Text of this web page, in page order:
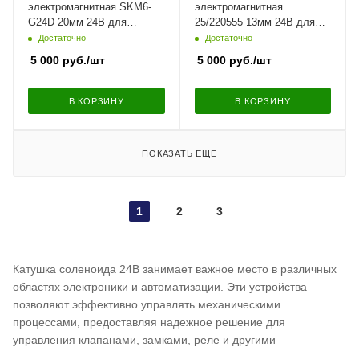
электромагнитная SKM6-
G24D 20мм 24В для
Kobelco
Достаточно
5 000 руб./шт
В КОРЗИНУ
электромагнитная
25/220555 13мм 24В для
JCBДостаточно
5 000руб./шт
В КОРЗИНУ
ПОКАЗАТЬ ЕЩЕ
1 2 3
Катушка соленоида 24В занимает важное место в различных
областях электроники и автоматизации. Эти устройства
позволяют эффективно управлять механическими
процессами, предоставляя надежное решение для
управления клапанами, замками, реле и другими